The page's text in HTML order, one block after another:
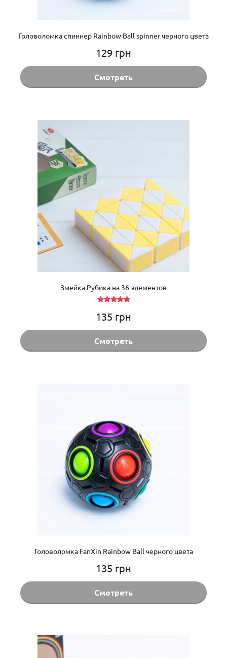
Головоломка спиннер Rainbow Ball spinner черного цвета
129 грн
Смотреть
Змейка Рубика на 36 элементов
5.00из 5
135 грн
Смотреть
Головоломка FanXin Rainbow Ball черного цвета
135 грн
Смотреть